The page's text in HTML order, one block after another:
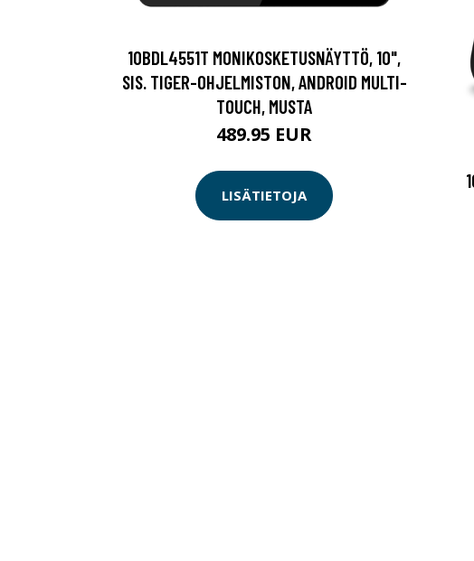
10BDL4551T MONIKOSKETUSNÄYTTÖ, 10",
SIS. TIGER-OHJELMISTON, ANDROID MULTI-
TOUCH, MUSTA
489.95 EUR
LISÄTIETOJA